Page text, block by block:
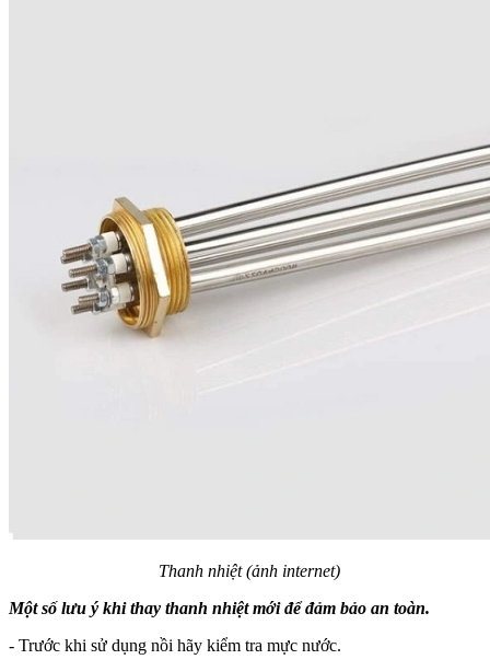
Thanh nhiệt (ảnh internet)
Một số lưu ý khi thay thanh nhiệt mới để đảm bảo an toàn.
- Trước khi sử dụng nồi hãy kiểm tra mực nước.